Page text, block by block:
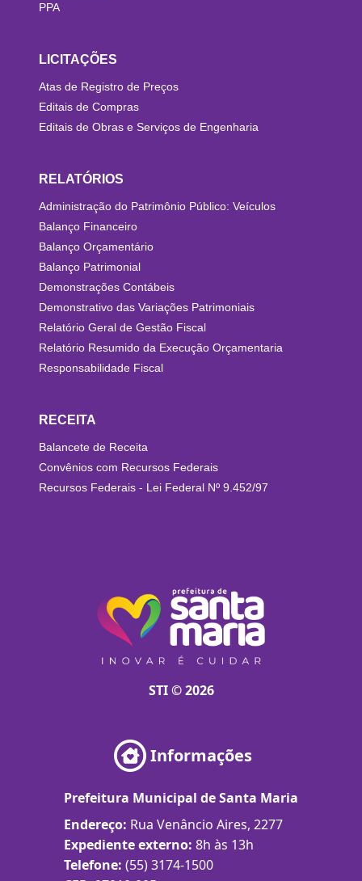
PPA
LICITAÇÕES
Atas de Registro de Preços
Editais de Compras
Editais de Obras e Serviços de Engenharia
RELATÓRIOS
Administração do Patrimônio Público: Veículos
Balanço Financeiro
Balanço Orçamentário
Balanço Patrimonial
Demonstrações Contábeis
Demonstrativo das Variações Patrimoniais
Relatório Geral de Gestão Fiscal
Relatório Resumido da Execução Orçamentaria
Responsabilidade Fiscal
RECEITA
Balancete de Receita
Convênios com Recursos Federais
Recursos Federais - Lei Federal Nº 9.452/97
STI © 2026
Informações
Prefeitura Municipal de Santa Maria
Endereço: Rua Venâncio Aires, 2277
Expediente externo: 8h às 13h
Telefone: (55) 3174-1500